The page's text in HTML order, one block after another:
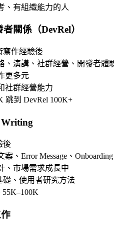
、有組織能力的人
關係（DevRel）
寫作經驗後
、演講、社群經營、開發者體
更多元
社群經營能力
跳到 DevRel 100K+
後
案、Error Message、
、市場需求成長中
礎、使用者研究方法
55K–100K